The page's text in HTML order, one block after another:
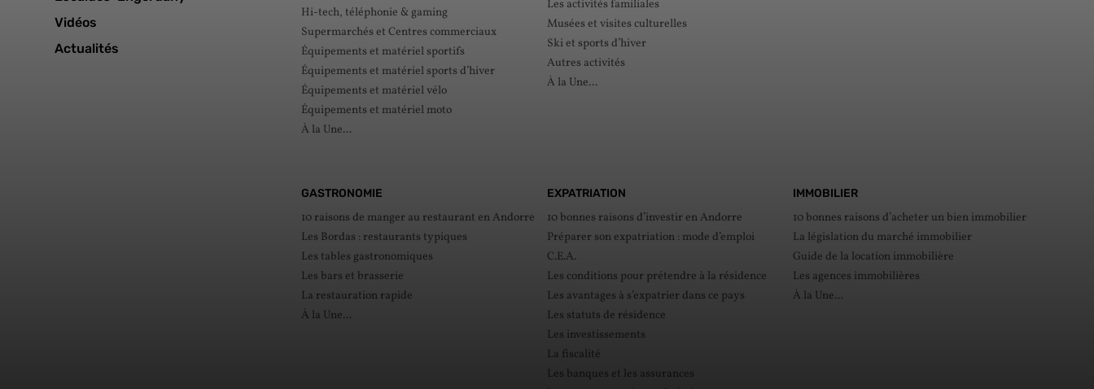
Vidéos
Actualités
Hi-tech, téléphonie & gaming
Supermarchés et Centres commerciaux
Équipements et matériel sportifs
Équipements et matériel sports d’hiver
Équipements et matériel vélo
Équipements et matériel moto
À la Une...
Les activités familiales
Musées et visites culturelles
Ski et sports d’hiver
Autres activités
À la Une...
GASTRONOMIE
10 raisons de manger au restaurant en Andorre
Les Bordas : restaurants typiques
Les tables gastronomiques
Les bars et brasserie
La restauration rapide
À la Une...
EXPATRIATION
10 bonnes raisons d’investir en Andorre
Préparer son expatriation : mode d’emploi
C.E.A.
Les conditions pour prétendre à la résidence
Les avantages à s’expatrier dans ce pays
Les statuts de résidence
Les investissements
La fiscalité
Les banques et les assurances
IMMOBILIER
10 bonnes raisons d’acheter un bien immobilier
La législation du marché immobilier
Guide de la location immobilière
Les agences immobilières
À la Une...